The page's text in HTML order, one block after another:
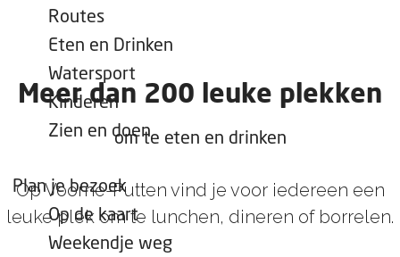
Routes
Eten en Drinken
Watersport
Kinderen
Zien en doen
Plan je bezoek
Op de kaart
Weekendje weg
Meer dan 200 leuke plekken
om te eten en drinken
Op Voorne-Putten vind je voor iedereen een
leuke plek om te lunchen, dineren of borrelen.